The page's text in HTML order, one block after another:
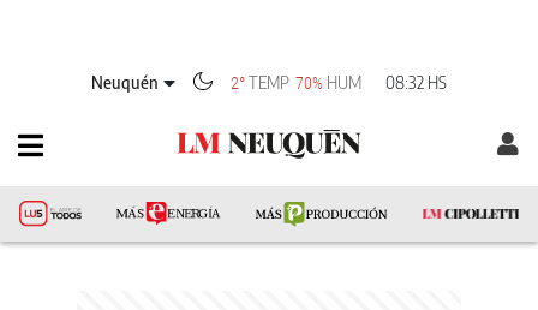
Neuquén 2° TEMP 70% HUM 08:32 HS